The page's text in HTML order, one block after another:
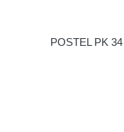
POSTEL PK